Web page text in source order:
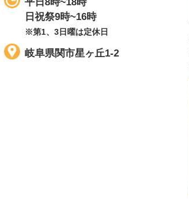
日祝祭9時~16時
※第1、3日曜は定休日
岐阜県関市星ヶ丘1-2